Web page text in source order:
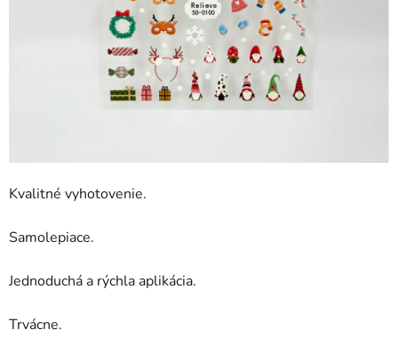
Kvalitné vyhotovenie.
Samolepiace.
Jednoduchá a rýchla aplikácia.
Trvácne.